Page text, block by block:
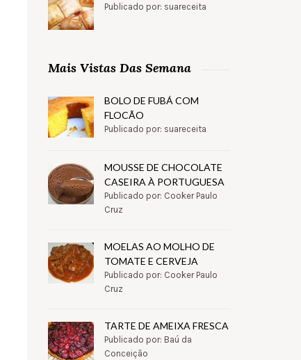
Publicado por: suareceita
Mais Vistas Das Semana
BOLO DE FUBÁ COM
FLOCÃO
Publicado por: suareceita
MOUSSE DE CHOCOLATE
CASEIRA À PORTUGUESA
Publicado por: Cooker Paulo
Cruz
MOELAS AO MOLHO DE
TOMATE E CERVEJA
Publicado por: Cooker Paulo
Cruz
TARTE DE AMEIXA FRESCA
Publicado por: Baú da
Conceição